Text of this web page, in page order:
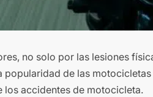
no solo por las lesiones
de las
los accidentes de motocicleta.